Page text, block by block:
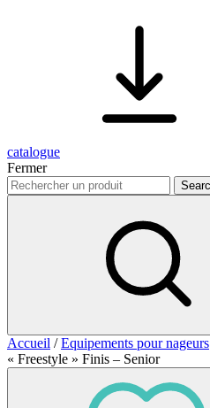
catalogue
Fermer
Accueil /Equipements pour nageurs
« Freestyle » Finis – Senior